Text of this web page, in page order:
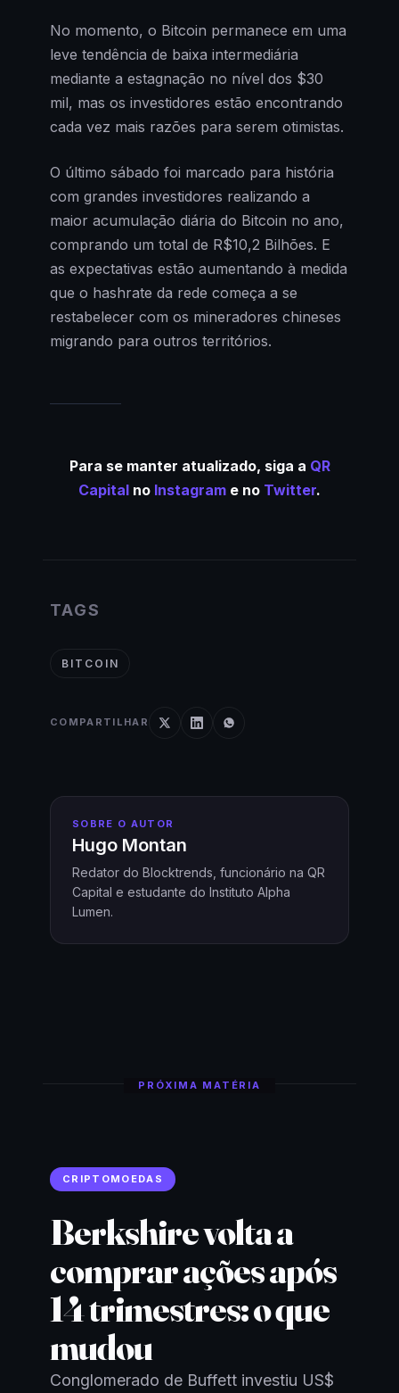
No momento, o Bitcoin permanece em uma
leve tendência de baixa intermediária
mediante a estagnação no nível dos $30
mil, mas os investidores estão encontrando
cada vez mais razões para serem otimistas.
O último sábado foi marcado para história
com grandes investidores realizando a
maior acumulação diária do Bitcoin no ano,
comprando um total de R$10,2 Bilhões. E
as expectativas estão aumentando à medida
que o hashrate da rede começa a se
restabelecer com os mineradores chineses
migrando para outros territórios.
Para se manter atualizado, siga a QR
Capital no Instagram e no Twitter.
TAGS
BITCOIN
COMPARTILHAR
SOBRE O AUTOR
Hugo Montan
Redator do Blocktrends, funcionário na QR
Capital e estudante do Instituto Alpha
Lumen.
PRÓXIMA MATÉRIA
CRIPTOMOEDAS
Berkshire volta a
comprar ações após
14 trimestres: o que
mudou
Conglomerado de Buffett investiu US$